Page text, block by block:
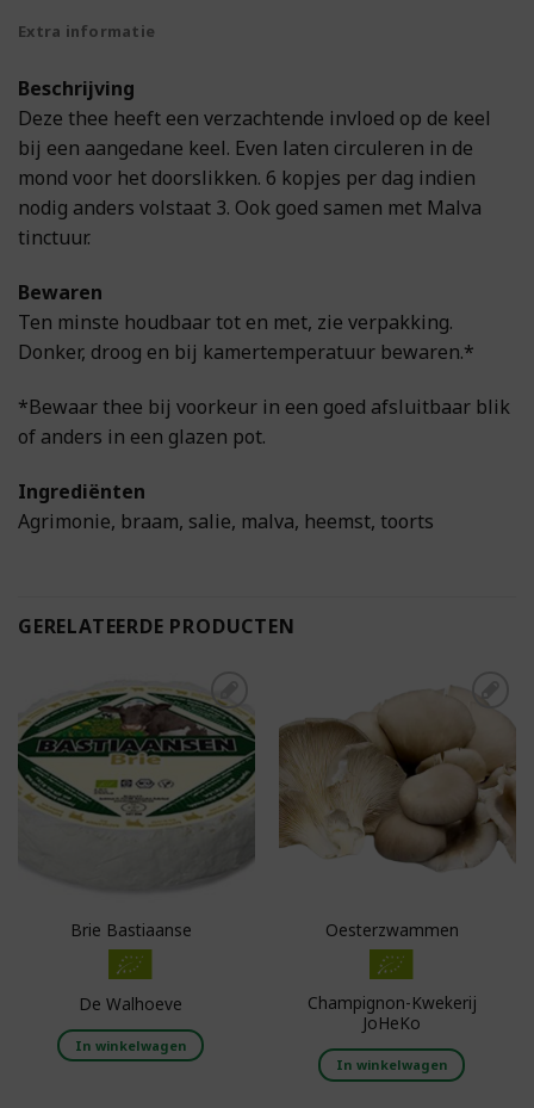
Extra informatie
Beschrijving
Deze thee heeft een verzachtende invloed op de keel
bij een aangedane keel. Even laten circuleren in de
mond voor het doorslikken. 6 kopjes per dag indien
nodig anders volstaat 3. Ook goed samen met Malva
tinctuur.
Bewaren
Ten minste houdbaar tot en met, zie verpakking.
Donker, droog en bij kamertemperatuur bewaren.*
*Bewaar thee bij voorkeur in een goed afsluitbaar blik
of anders in een glazen pot.
Ingrediënten
Agrimonie, braam, salie, malva, heemst, toorts
GERELATEERDE PRODUCTEN
Toevoegen aan
boodschappenlijst
Brie Bastiaanse
De Walhoeve
In winkelwagen
boodschappenlijst
Oesterzwammen
Champignon-Kwekerij
JoHeKo
In winkelwagen